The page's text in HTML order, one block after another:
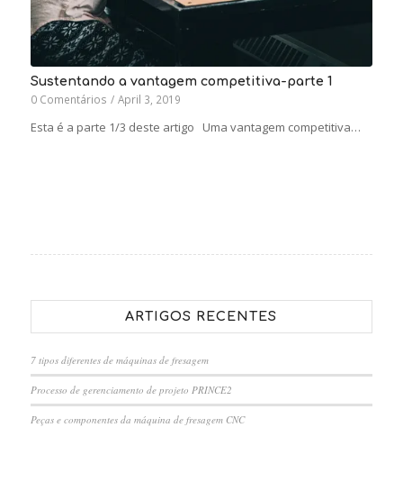
Sustentando a vantagem competitiva-parte 1
0 Comentários / April 3, 2019
Esta é a parte 1/3 deste artigo Uma vantagem competitiva…
ARTIGOS RECENTES
7 tipos diferentes de máquinas de fresagem
Processo de gerenciamento de projeto PRINCE2
Peças e componentes da máquina de fresagem CNC